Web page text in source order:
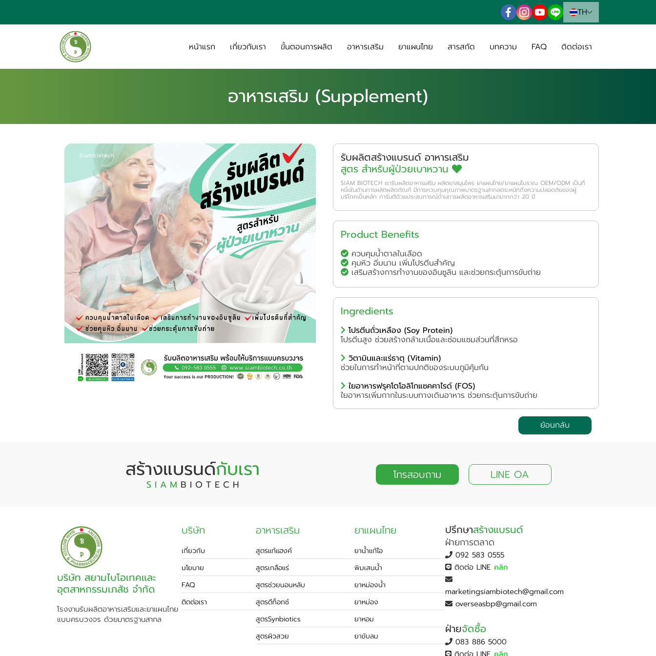
TH
หน้าแรก เกี่ยวกับเรา ขั้นตอนการผลิต อาหารเสริม ยาแผนไทย สารสกัด บทความ FAQ ติดต่อเรา
อาหารเสริม (Supplement)
รับผลิตสร้างแบรนด์ อาหารเสริม
สูตร สำหรับผู้ป่วยเบาหวาน
SIAM BIOTECH เรารับผลิตอาหารเสริม ผลิตยาสมุนไพร ยาแผนไทย/ยาแผนโบราณ OEM/ODM เป็นที่
หนี่งในด้านการผลิตผลิตภัณฑ์ มีการควบคุมคุณภาพมาตรฐานสากลตระหนักถึงความปลอดภัยของผู้
บริโภคเป็นหลัก การันตีด้วยประสบการณ์ด้านการผลิตอาหารเสริมมามากกว่า 20 ปี
Product Benefits
ควบคุมน้ำตาลในเลือด
คุมหิว อิ่มนาน เพิ่มโปรตีนสำคัญ
เสริมสร้างการทำงานของอินซูลิน และช่วยกระตุ้นการขับถ่าย
Ingredients
โปรตีนถั่วเหลือง (Soy Protein)
โปรตีนสูง ช่วยสร้างกล้ามเนื้อและซ่อมแซมส่วนที่สึกหรอ
วิตามินและแร่ธาตุ (Vitamin)
ช่วยในการทำหน้าที่ตามปกติของระบบภูมิคุ้มกัน
ใยอาหารฟรุคโตโอลิโกแซคคาไรด์ (FOS)
ใยอาหารเพิ่มกากในระบบทางเดินอาหาร ช่วยกระตุ้นการขับถ่าย
ย้อนกลับ
สร้างแบรนด์กับเรา
S I A M B I O T E C H
โทรสอบถาม LINE OA
บริษัท สยามไบโอเทคและ
อุตสาหกรรมเภสัช จำกัด
โรงงานรับผลิตอาหารเสริมและยาแผนไทย
แบบครบวงจร ด้วยมาตรฐานสากล
บริษัท
เกี่ยวกับ
นโยบาย
FAQ
ติดต่อเรา
อาหารเสริม
สูตรแก้แฮงค์
สูตรเกลือแร่
สูตรช่วยนอนหลับ
สูตรดีท็อกซ์
สูตรSynbiotics
สูตรผิวสวย
ยาแผนไทย
ยาน้ำแก้ไอ
พิมเสนน้ำ
ยาหม่องน้ำ
ยาหม่อง
ยาหอม
ยาขับลม
ปรึกษาสร้างแบรนด์
ฝ่ายการตลาด
092 583 0555
ติดต่อ LINE คลิก
marketingsiambiotech@gmail.com
overseasbp@gmail.com
ฝ่ายจัดซื้อ
083 886 5000